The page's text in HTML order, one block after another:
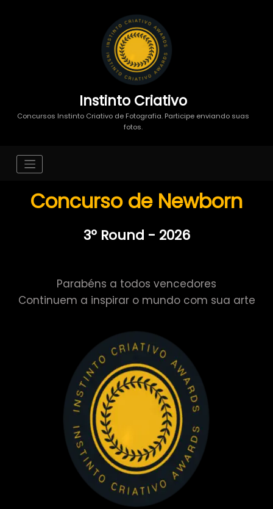
Instinto Criativo
Concursos Instinto Criativo de Fotografia. Participe enviando suas
fotos.
Concurso de Newborn
3º Round - 2026
Parabéns a todos vencedores
Continuem a inspirar o mundo com sua arte